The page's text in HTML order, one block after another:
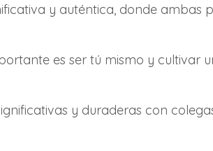
y auténtica, donde ambas
es ser tú mismo y cultivar
y duraderas con